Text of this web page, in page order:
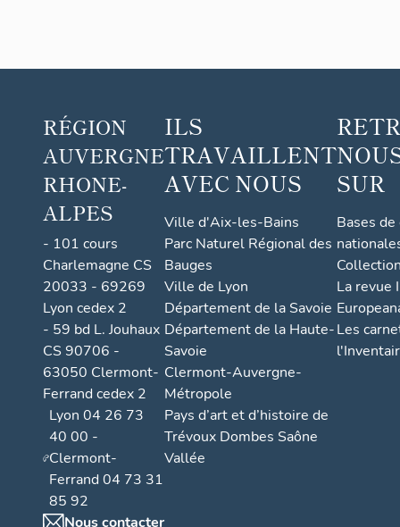
RÉGION
AUVERGNE
RHONE-
ALPES
- 101 cours
Charlemagne CS
20033 - 69269
Lyon cedex 2
- 59 bd L. Jouhaux
CS 90706 -
63050 Clermont-
Ferrand cedex 2
Lyon 04 26 73
40 00 -
Clermont-
Ferrand 04 73 31
85 92
Nous contacter
ILS
TRAVAILLENT
AVEC NOUS
Ville d'Aix-les-Bains
Parc Naturel Régional des
Bauges
Ville de Lyon
Département de la Savoie
Département de la Haute-
Savoie
Clermont-Auvergne-
Métropole
Pays d’art et d’histoire de
Trévoux Dombes Saône
Vallée
SUR
Bases
La revue
Les